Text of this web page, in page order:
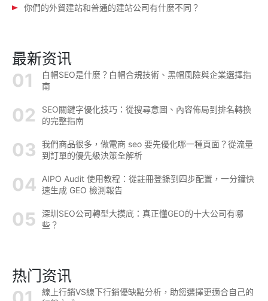
你們的外貿建站和普通的建站公司有什麼不同？
最新资讯
白帽SEO是什麼？白帽合規技術、黑帽風險與企業選擇指
南
SEO關鍵字優化技巧：從搜尋意圖、內容佈局到排名轉換
的完整指南
我們商品很多，做電商 seo 要先優化哪一種頁面？從流量
到訂單的優先級決策全解析
AIPO Audit 使用教程：從註冊登錄到四步配置，一分鐘快
速生成 GEO 檢測報告
深圳SEO公司轉型大摸底：真正懂GEO的十大公司有哪
些？
热门资讯
線上行銷VS線下行銷優缺點分析，助您選擇更適合自己的